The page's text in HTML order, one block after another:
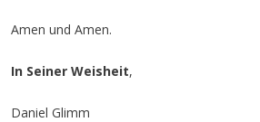
Amen und Amen.
In Seiner Weisheit,
Daniel Glimm